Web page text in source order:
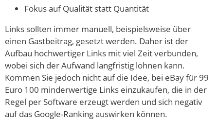
Fokus auf Qualität statt Quantität
Links sollten immer manuell, beispielsweise über
einen Gastbeitrag, gesetzt werden. Daher ist der
Aufbau hochwertiger Links mit viel Zeit verbunden,
wobei sich der Aufwand langfristig lohnen kann.
Kommen Sie jedoch nicht auf die Idee, bei eBay für 99
Euro 100 minderwertige Links einzukaufen, die in der
Regel per Software erzeugt werden und sich negativ
auf das Google-Ranking auswirken können.